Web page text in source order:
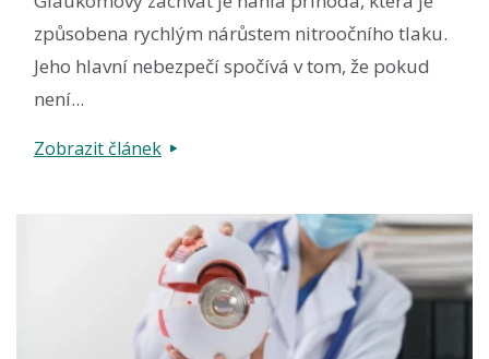
způsobena rychlým nárůstem nitroočního tlaku.
Jeho hlavní nebezpečí spočívá v tom, že pokud
není...
Zobrazit článek